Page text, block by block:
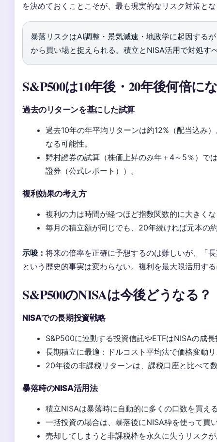
を決めておくことこそが、最も現実的なリスク対策と
暴落リスクはAI調整・景気減速・地政学に起因する
から買い場と捉えられる。積立とNISA活用で対処す
S&P500は10年後・20年後何倍に
過去のリターンを基にした試算
過去10年の年平均リターンは約12%（配当込み
なる可能性。
野村證券の試算（株価上昇のみ年＋4～5％）で
證券（公式レポート））。
複利効果の考え方
複利の力は時間が経つほど指数関数的に大きく
毎月の積立額が同じでも、20年続ければ元本の
示唆： 将来の倍率を正確に予想するのは難しいが、「
という歴史的事実は変わらない。複利を最大限活用す
S&P500のNISAは今後どうなる？
NISAでの長期投資戦略
S&P500に連動する投資信託やETFはNISAの成
長期積立に最適：ドルコスト平均法で価格変動
20年後の非課税リターンは、課税口座と比べて
暴落時のNISA活用法
積立NISAは暴落時に自動的に多くの口数を買え
一括投資の場合は、暴落後にNISA枠を使って買
売却してしまうと非課税枠を永久に失うリスク